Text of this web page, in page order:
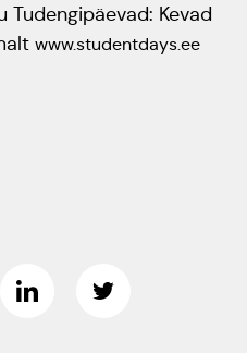
Kevad
www.studentdays.ee